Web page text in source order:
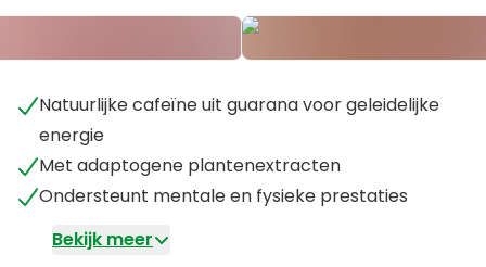
Natuurlijke cafeïne uit guarana voor geleidelijke
energie
Met adaptogene plantenextracten
Ondersteunt mentale en fysieke prestaties
Bekijk meer